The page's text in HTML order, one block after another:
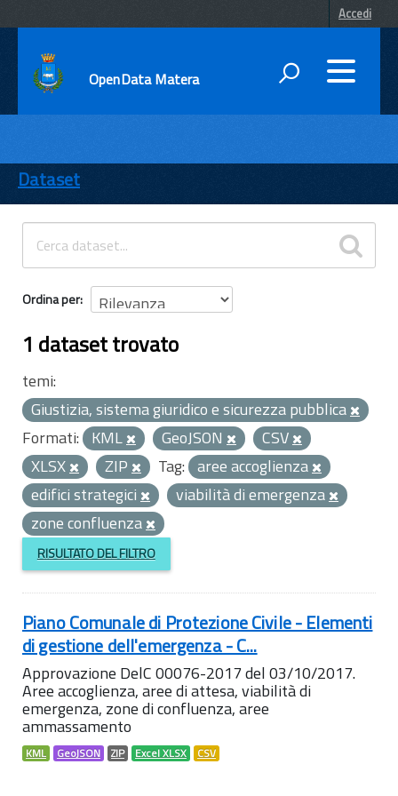
Accedi
OpenData Matera
ENTI
TEMI
INFORMAZIONI
Dataset
Ordina per
1 dataset trovato
temi:
Giustizia, sistema giuridico e sicurezza pubblica
Formati: KML GeoJSON
CSV
XLSX
ZIP Tag: aree accoglienza
edifici strategici
viabilità di emergenza
zone confluenza
RISULTATO DEL FILTRO
Piano Comunale di Protezione Civile - Elementi
di gestione dell'emergenza - C...
Approvazione DelC 00076-2017 del 03/10/2017.
Aree accoglienza, aree di attesa, viabilità di
emergenza, zone di confluenza, aree
ammassamento
KML GeoJSON ZIP Excel XLSX CSV